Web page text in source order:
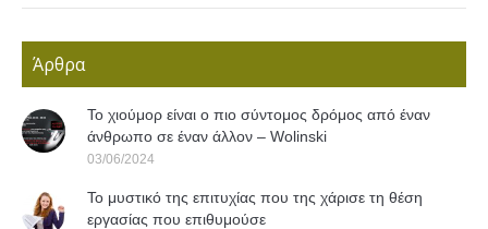
Άρθρα
Το χιούμορ είναι ο πιο σύντομος δρόμος από έναν
άνθρωπο σε έναν άλλον – Wolinski
03/06/2024
Το μυστικό της επιτυχίας που της χάρισε τη θέση
εργασίας που επιθυμούσε